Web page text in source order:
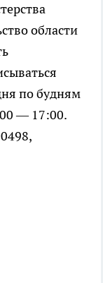
области
по будням
— 17:00.